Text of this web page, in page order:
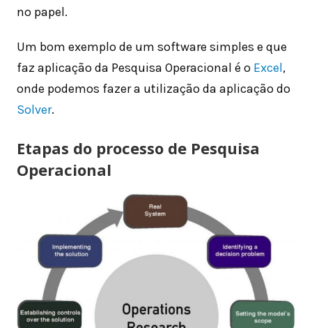
no papel.
Um bom exemplo de um software simples e que
faz aplicação da Pesquisa Operacional é o Excel,
onde podemos fazer a utilização da aplicação do
Solver.
Etapas do processo de Pesquisa
Operacional